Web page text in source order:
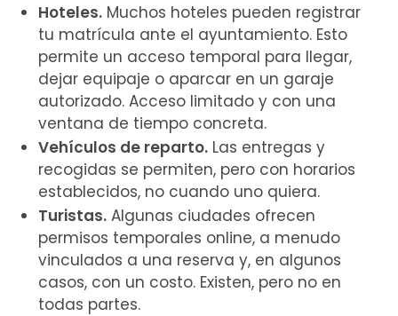
Hoteles. Muchos hoteles pueden registrar
tu matrícula ante el ayuntamiento. Esto
permite un acceso temporal para llegar,
dejar equipaje o aparcar en un garaje
autorizado. Acceso limitado y con una
ventana de tiempo concreta.
Vehículos de reparto. Las entregas y
recogidas se permiten, pero con horarios
establecidos, no cuando uno quiera.
Turistas. Algunas ciudades ofrecen
permisos temporales online, a menudo
vinculados a una reserva y, en algunos
casos, con un costo. Existen, pero no en
todas partes.